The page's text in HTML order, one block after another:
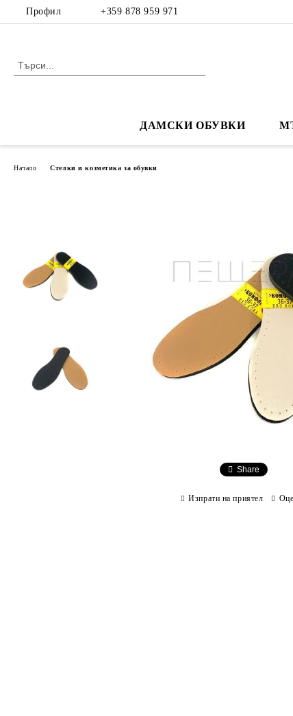
Профил +359 878 959 971
ДАМСКИ ОБУВКИ
Начало Стелки и козметика за обувки
Share
Изпрати на приятел